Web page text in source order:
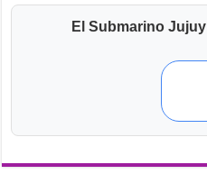
El Submarino Jujuy